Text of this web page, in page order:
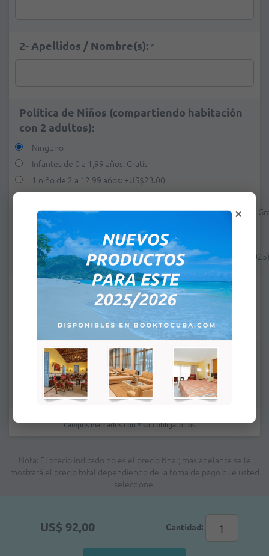
2- Apellidos / Nombre(s): *
Política de Niños (compartiendo habitación
con 2 adultos):
Ninguno
Infantes de 0 a 1,99 años: Gratis
1 niño de 2 a 12,99 años: +US$23.00
1 niño de 2 a 12,99 años (del 1 de mayo al 31 de octubre 2025):
2 niños de 2 a 12,99 años :
2 niños de 2 a 12,99 años (del 1 de mayo al 31 de octubre de
Observaciones:
Campos marcados con * son obligatorios.
Nota: El precio indicado no es el precio final; mas adelante se le
mostrará el precio total dependiendo de la foma de pago que usted
seleccione.
US$ 92,00 Cantidad:
×